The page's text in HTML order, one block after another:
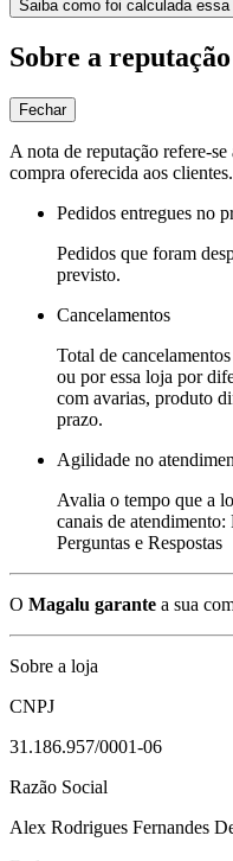
Saiba como foi calculada essa
Sobre a
Fechar
A nota de reputação refere-
compra oferecida aos
Pedidos entregues no
Pedidos que foram
previsto.
Cancelamentos
Total de
ou por essa loja por
com avarias, produto
prazo.
Agilidade no
Avalia o tempo que a
canais de
Perguntas e Respostas
O Magalu garante a sua
Sobre a loja
CNPJ
31.186.957/0001-06
Razão Social
Alex Rodrigues Fernandes